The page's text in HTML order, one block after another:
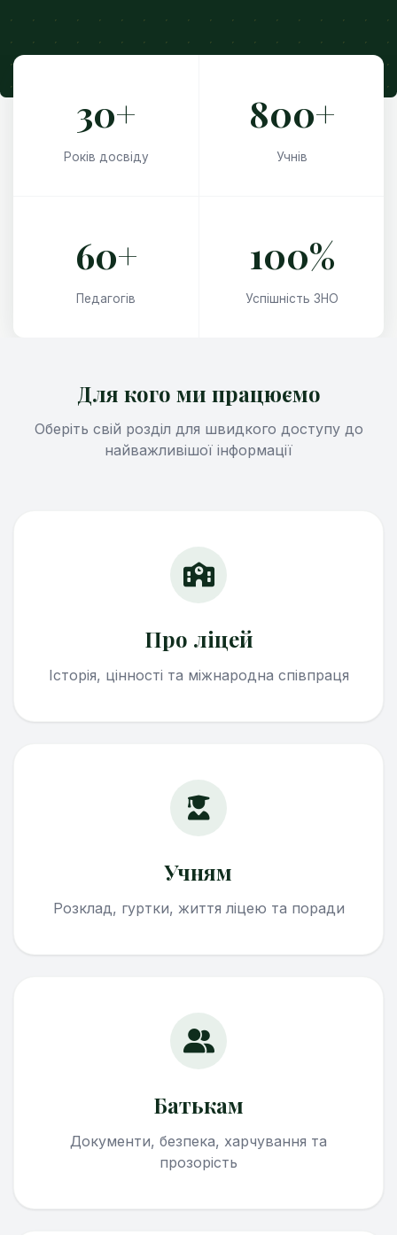
30+
Років досвіду
800+
Учнів
60+
Педагогів
100%
Успішність ЗНО
Для кого ми працюємо
Оберіть свій розділ для швидкого доступу до
найважливішої інформації
Про ліцей
Історія, цінності та міжнародна співпраця
Учням
Розклад, гуртки, життя ліцею та поради
Батькам
Документи, безпека, харчування та
прозорість